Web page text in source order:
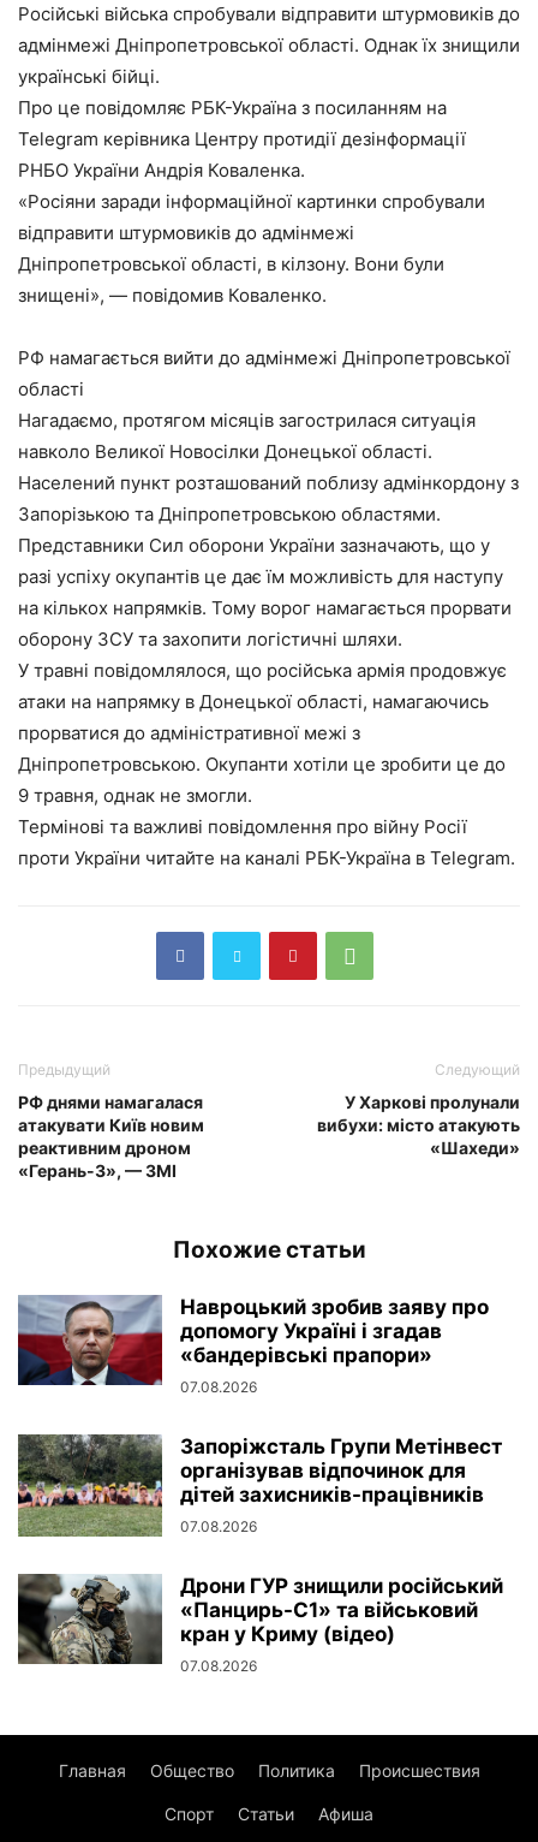
Російські війська спробували відправити штурмовиків до
адмінмежі Дніпропетровської області. Однак їх знищили
українські бійці.
Про це повідомляє РБК-Україна з посиланням на
Telegram керівника Центру протидії дезінформації
РНБО України Андрія Коваленка.
«Росіяни заради інформаційної картинки спробували
відправити штурмовиків до адмінмежі
Дніпропетровської області, в кілзону. Вони були
знищені», — повідомив Коваленко.
РФ намагається вийти до адмінмежі Дніпропетровської
області
Нагадаємо, протягом місяців загострилася ситуація
навколо Великої Новосілки Донецької області.
Населений пункт розташований поблизу адмінкордону з
Запорізькою та Дніпропетровською областями.
Представники Сил оборони України зазначають, що у
разі успіху окупантів це дає їм можливість для наступу
на кількох напрямків. Тому ворог намагається прорвати
оборону ЗСУ та захопити логістичні шляхи.
У травні повідомлялося, що російська армія продовжує
атаки на напрямку в Донецької області, намагаючись
прорватися до адміністративної межі з
Дніпропетровською. Окупанти хотіли це зробити це до
9 травня, однак не змогли.
Термінові та важливі повідомлення про війну Росії
проти України читайте на каналі РБК-Україна в Telegram.
Предыдущий
РФ днями намагалася
атакувати Київ новим
реактивним дроном
«Герань-3», — ЗМІ
Следующий
У Харкові пролунали
вибухи: місто атакують
«Шахеди»
Похожие статьи
Навроцький зробив заяву про
допомогу Україні і згадав
«бандерівські прапори»
07.08.2026
Запоріжсталь Групи Метінвест
організував відпочинок для
дітей захисників-працівників
07.08.2026
Дрони ГУР знищили російський
«Панцирь-С1» та військовий
кран у Криму (відео)
07.08.2026
Главная Общество Политика Происшествия
Спорт Статьи Афиша